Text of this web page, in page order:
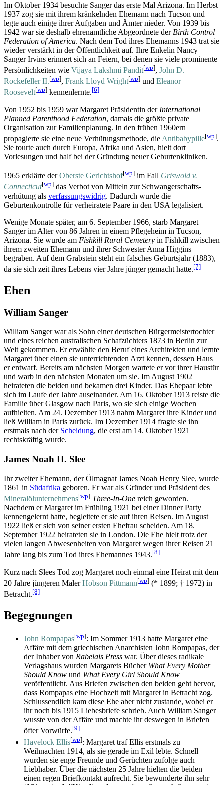
Im Oktober 1934 besuchte Sanger das erste Mal Arizona. Im Herbst
1937 zog sie mit ihrem kränkelnden Ehemann nach Tucson und
legte auch einige ihrer Aufgaben und Ämter nieder. Von 1939 bis
1942 war sie deshalb ehrenamtliche Abgeordnete der Birth Control
Federation of America. Nach dem Tod ihres Ehemanns 1943 trat sie
wieder verstärkt in der Öffentlichkeit auf. Ihre Enkelin Nancy
Sanger Irvins erinnert sich an Feiern, bei denen sie viele prominente
Persönlichkeiten wie Vijaya Lakshmi Pandit[wp], John D.
Rockefeller II.[wp], Frank Lloyd Wright[wp] und Eleanor
Roosevelt[wp] kennenlernte.[6]
Von 1952 bis 1959 war Margaret Präsidentin der International
Planned Parenthood Federation, damals die größte private
Organisation zur Familienplanung. In den frühen 1960ern
propagierte sie eine neue Verhütungsmethode, die Antibabypille[wp].
Sie tourte auch durch Europa, Afrika und Asien, hielt dort
Vorlesungen und half bei der Gründung neuer Geburtenkliniken.
1965 erklärte derOberste Gerichtshof[wp] im Fall Griswold v.
Connecticut[wp] das Verbot von Mitteln zur Schwanger­schafts­
verhütung als verfassungswidrig. Dadurch wurde die
Geburtenkontrolle für verheiratete Paare in den USA legalisiert.
Wenige Monate später, am 6. September 1966, starb Margaret
Sanger im Alter von 86 Jahren in einem Pflegeheim in Tucson,
Arizona. Sie wurde am Fishkill Rural Cemetery in Fishkill zwischen
ihrem zweiten Ehemann und ihrer Schwester Anna Higgins
begraben. Auf dem Grabstein steht ein falsches Geburtsjahr (1883),
da sie sich zeit ihres Lebens vier Jahre jünger gemacht hatte.[7]
Ehen
William Sanger
William Sanger war als Sohn einer deutschen Bürgermeistertochter
und eines reichen australischen Schafzüchters 1873 in Berlin zur
Welt gekommen. Er erwählte den Beruf eines Architekten und lernte
Margaret über einen sie unter­richtenden Arzt kennen, dessen Haus
er entwarf. Bereits am nächsten Morgen wartete er vor ihrer Haustür
und warb in den nächsten Monaten um sie. Im August 1902
heirateten die beiden und bekamen drei Kinder. Das Ehepaar lebte
sich im Laufe der Jahre auseinander. Am 16. Oktober 1913 reiste die
Familie über Glasgow nach Paris, wo sie sich einige Wochen
aufhielten. Am 24. Dezember 1913 nahm Margaret ihre Kinder und
ließ William in Paris zurück. Im Dezember 1914 fragte sie ihn
erstmals nach der Scheidung, die erst am 14. Oktober 1921
rechtskräftig wurde.
James Noah H. Slee
Ihr zweiter Ehemann, der Ölmagnat James Noah Henry Slee, wurde
1861 in Südafrika geboren. Er war als Gründer und Präsident des
Mineralöl­unter­nehmens[wp] Three-In-One reich geworden.
Nachdem er Margaret im Frühling 1921 bei einer Dinner Party
kennen­gelernt hatte, begleitete er sie auf ihren Reisen. Im August
1922 ließ er sich von seiner ersten Ehefrau scheiden. Am 18.
September 1922 heirateten sie in London. Die Ehe hielt trotz der
vielen langen Abwesenheiten von Margaret wegen ihrer Reisen 21
Jahre lang bis zum Tod ihres Ehemannes 1943.[8]
Kurz nach Slees Tod zog Margaret noch einmal eine Heirat mit dem
20 Jahre jüngeren MalerHobson Pittmann[wp] (* 1899; † 1972) in
Betracht.[8]
Begegnungen
John Rompapas[wp]: Im Sommer 1913 hatte Margaret eine
Affäre mit dem griechischen Anarchisten John Rompapas, der
der Inhaber von Rabelais Press war. Über dieses radikale
Verlagshaus wurden Margarets Bücher What Every Mother
Should Know und What Every Girl Should Know
veröffentlicht. Aus Briefen zwischen den beiden geht hervor,
dass Rompapas eine Hochzeit mit Margaret in Betracht zog.
Schlussendlich kam diese Ehe aber nicht zustande, wobei er
ihr noch bis 1915 Liebesbriefe schrieb. Auch William Sanger
wusste von der Affäre und machte ihr deswegen in Briefen
öfter Vorwürfe.[9]
Havelock Ellis[wp]: Margaret traf Ellis erstmals zu
Weihnachten 1914, als sie gerade im Exil lebte. Schnell
wurden sie enge Freunde und Gerüchten zufolge auch
Liebhaber. Über die nächsten 25 Jahre hielten die beiden
einen regen Briefkontakt aufrecht. Sie bewunderte ihn sehr